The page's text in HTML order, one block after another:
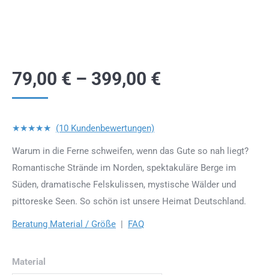
79,00 € – 399,00 €
★★★★★ (10 Kundenbewertungen)
Warum in die Ferne schweifen, wenn das Gute so nah liegt?
Romantische Strände im Norden, spektakuläre Berge im
Süden, dramatische Felskulissen, mystische Wälder und
pittoreske Seen. So schön ist unsere Heimat Deutschland.
Beratung Material / Größe | FAQ
Material